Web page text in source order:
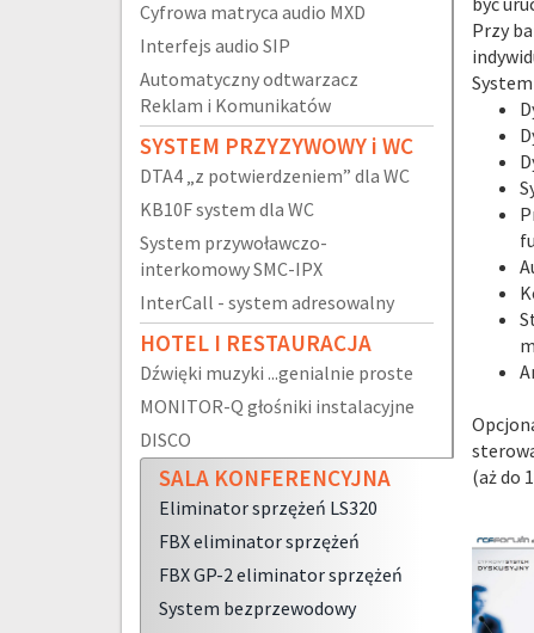
Cyfrowa matryca audio MXD
Interfejs audio SIP
Automatyczny odtwarzacz
Reklam i Komunikatów
SYSTEM PRZYZYWOWY i WC
DTA4 „z potwierdzeniem” dla WC
KB10F system dla WC
System przywoławczo-
interkomowy SMC-IPX
InterCall - system adresowalny
HOTEL I RESTAURACJA
Dźwięki muzyki ...genialnie proste
MONITOR-Q głośniki instalacyjne
DISCO
SALA KONFERENCYJNA
Eliminator sprzężeń LS320
FBX eliminator sprzężeń
FBX GP-2 eliminator sprzężeń
System bezprzewodowy
Przy
(aż do